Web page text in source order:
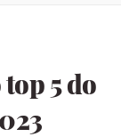
5 do